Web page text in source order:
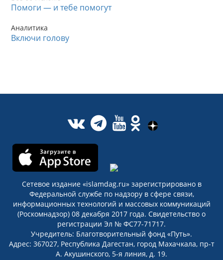
Помоги — и тебе помогут
Аналитика
Включи голову
Сетевое издание «islamdag.ru» зарегистрировано в
Федеральной службе по надзору в сфере связи,
информационных технологий и массовых коммуникаций
(Роскомнадзор) 08 декабря 2017 года. Свидетельство о
регистрации Эл № ФС77-71717.
Учредитель: Благотворительный фонд «Путь».
Адрес: 367027, Республика Дагестан, город Махачкала, пр-т
А. Акушинского, 5-я линия, д. 19.